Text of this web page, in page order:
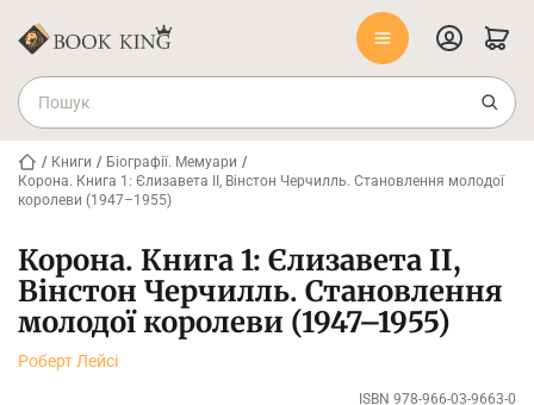
/ Книги / Біографії. Мемуари /
Корона. Книга 1: Єлизавета II, Вінстон Черчилль. Становлення молодої
королеви (1947–1955)
Корона. Книга 1: Єлизавета II,
Вінстон Черчилль. Становлення
молодої королеви (1947–1955)
Роберт Лейсі
ISBN 978-966-03-9663-0